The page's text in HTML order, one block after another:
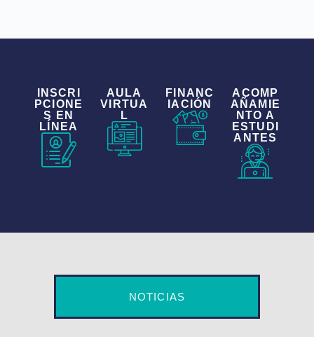
INSCRI
PCIONE
S EN
LÍNEA
AULA
VIRTUA
L
FINANC
IACIÓN
ACOMP
AÑAMIE
NTO A
ESTUDI
ANTES
NOTICIAS